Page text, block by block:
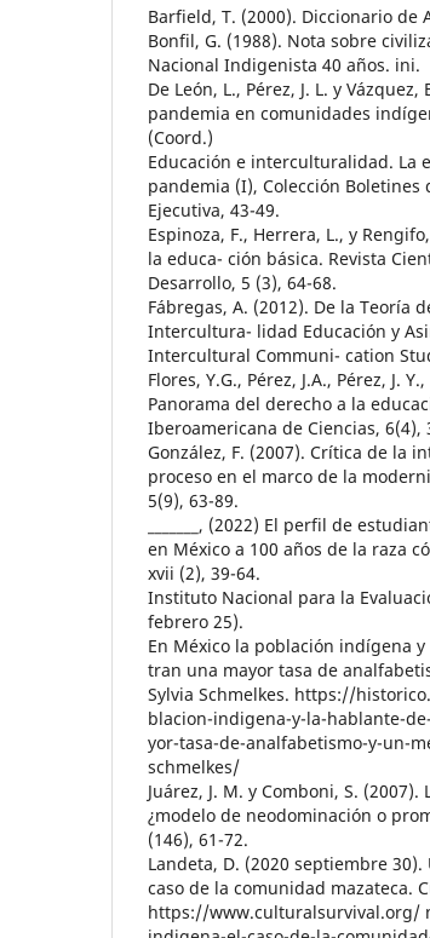
Barfield, T. (2000). Diccionario de
Bonfil, G. (1988). Nota sobre
Nacional Indigenista 40 años. ini.
De León, L., Pérez, J. L. y
pandemia en comunidades
(Coord.)
Educación e interculturalidad. La
pandemia (I), Colección Boletines
Ejecutiva, 43-49.
Espinoza, F., Herrera, L., y
la educa- ción básica. Revista
Desarrollo, 5 (3), 64-68.
Fábregas, A. (2012). De la Teoría
Intercultura- lidad Educación y
Intercultural Communi- cation
Flores, Y.G., Pérez, J.A., Pérez, J.
Panorama del derecho a la
Iberoamericana de Ciencias, 6(4),
González, F. (2007). Crítica de la
proceso en el marco de la
5(9), 63-89.
_______, (2022) El perfil de
en México a 100 años de la raza
xvii (2), 39-64.
Instituto Nacional para la
febrero 25).
En México la población indígena
tran una mayor tasa de
Sylvia Schmelkes. https://
blacion-indigena-y-la-hablante-
yor-tasa-de-analfabetismo-y-un-
schmelkes/
Juárez, J. M. y Comboni, S.
¿modelo de neodominación o
(146), 61-72.
Landeta, D. (2020 septiembre
caso de la comunidad mazateca.
https://www.culturalsurvival.org/